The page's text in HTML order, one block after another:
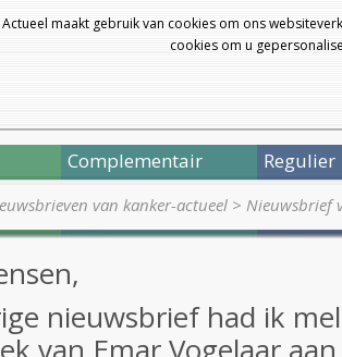
Actueel maakt gebruik van cookies om ons
cookies om u
Complementair Regulier
van kanker-actueel > Nieuwsbrief
nieuwsbrief had ik